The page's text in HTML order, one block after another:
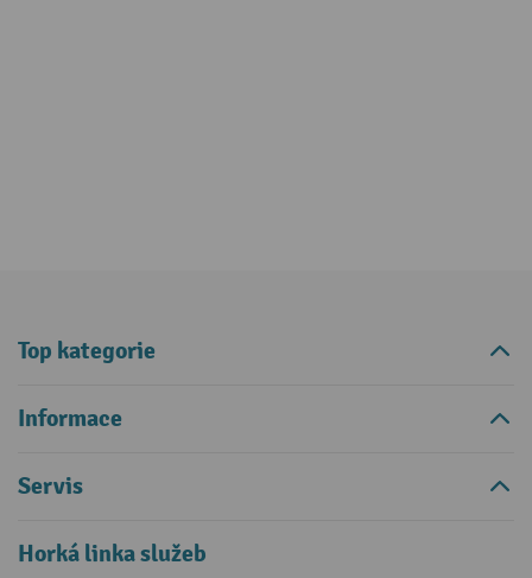
Top kategorie
Informace
Servis
Horká linka služeb